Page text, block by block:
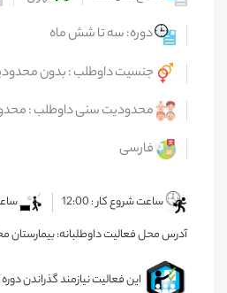
دوره: سه تا شش ماه
جنسیت داوطلب : بدون
محدودیت سنی داوطلب : محدودیت
فارسی
ساعت شروع کار : 12:00
ساعت
آدرس محل فعالیت داوطلبانه: بیمارستان
این فعالیت نیازمند گذراندن